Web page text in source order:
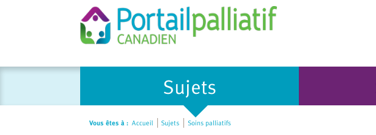
Sujets
Vous êtes à : Accueil Sujets Soins palliatifs